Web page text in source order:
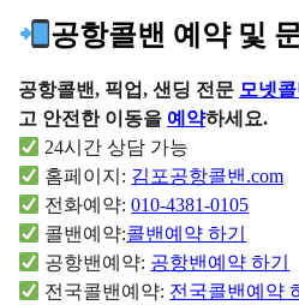
공항콜밴 예약 및
공항콜밴, 픽업, 샌딩 전문 모넷콜
고 안전한 이동을 예약하세요.
24시간 상담 가능
홈페이지: 김포공항콜밴.com
전화예약:010-4381-0105
콜밴예약:콜밴예약 하기
공항밴예약: 공항밴예약 하기
전국콜밴예약: 전국콜밴예약